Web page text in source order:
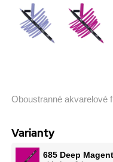
Oboustranné akvarelové
Varianty
685 Deep